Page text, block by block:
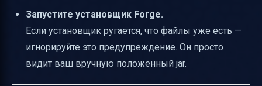
Запустите установщик Forge.
Если установщик ругается, что файлы уже есть —
игнорируйте это предупреждение. Он просто
видит ваш вручную положенный jar.